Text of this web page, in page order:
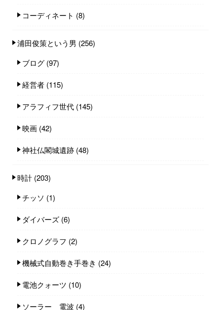
コーディネート (8)
浦田俊策という男 (256)
ブログ (97)
経営者 (115)
アラフィフ世代 (145)
映画 (42)
神社仏閣城遺跡 (48)
時計 (203)
チッソ (1)
ダイバーズ (6)
クロノグラフ (2)
機械式自動巻き手巻き (24)
電池クォーツ (10)
ソーラー 電波 (4)